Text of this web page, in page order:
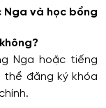
Nga và học bổng
Nga hoặc tiếng
thể đăng ký khóa